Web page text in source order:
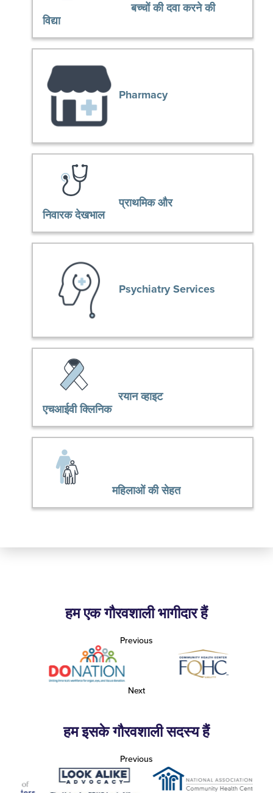
बच्चों की दवा करने की
विद्या
Pharmacy
प्राथमिक और
निवारक देखभाल
Psychiatry Services
रयान व्हाइट
एचआईवी क्लिनिक
महिलाओं की सेहत
हम एक गौरवशाली भागीदार हैं
Previous
Next
हम इसके गौरवशाली सदस्य हैं
Previous